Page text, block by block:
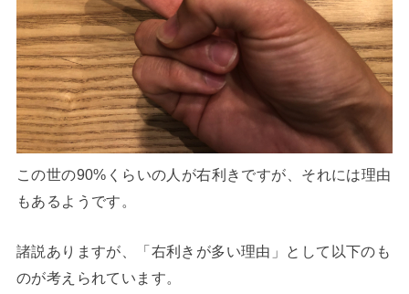
この世の90%くらいの人が右利きですが、それには理由
もあるようです。
諸説ありますが、「右利きが多い理由」として以下のも
のが考えられています。